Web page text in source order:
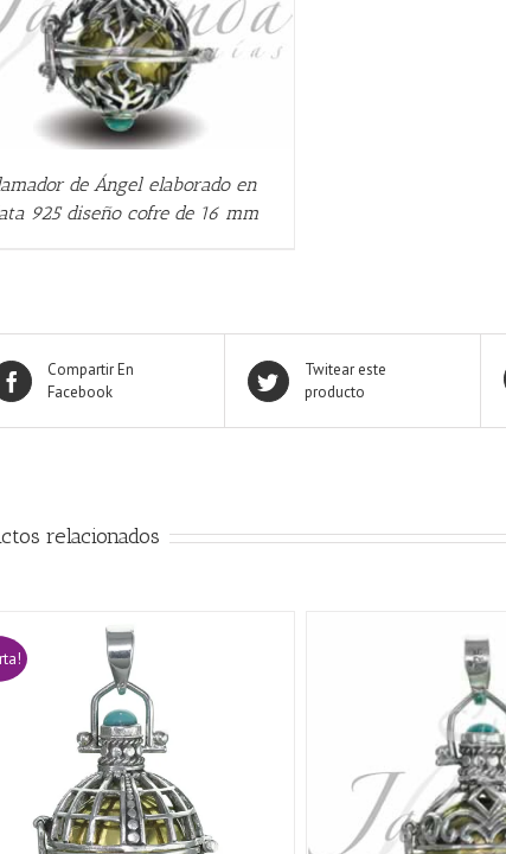
de Ángel elaborado en
925 diseño cofre de 16 mm
Compartir En
Facebook
Twitear este
producto
relacionados
AÑADIR AL CARRITO / QUICK VIEW AÑADIR AL CARRITO